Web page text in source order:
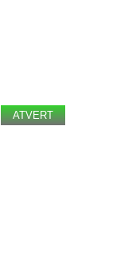
ATVERT